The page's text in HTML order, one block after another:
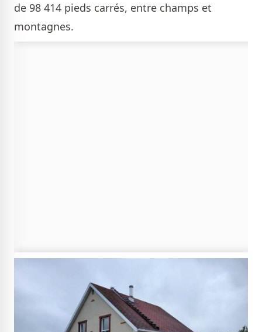
de 98 414 pieds carrés, entre champs et
montagnes.